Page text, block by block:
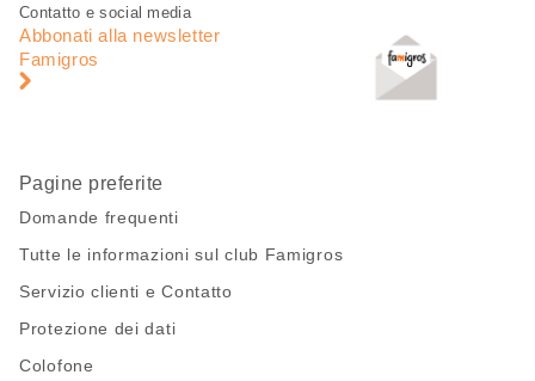
Piè
pagina
Navigazione
pagina
Contatto e social media
Abbonati alla newsletter
Famigros
Pagine preferite
Domande frequenti
Tutte le informazioni sul club Famigros
Servizio clienti e Contatto
Protezione dei dati
Colofone